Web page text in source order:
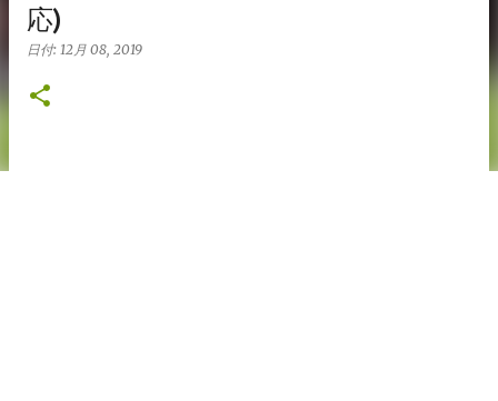
応)
日付: 12月 08, 2019